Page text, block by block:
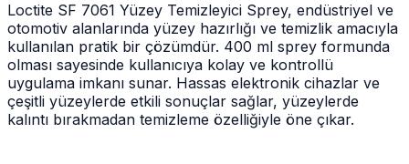
Loctite SF 7061 Yüzey Temizleyici Sprey, endüstriyel ve
otomotiv alanlarında yüzey hazırlığı ve temizlik amacıyla
kullanılan pratik bir çözümdür. 400 ml sprey formunda
olması sayesinde kullanıcıya kolay ve kontrollü
uygulama imkanı sunar. Hassas elektronik cihazlar ve
çeşitli yüzeylerde etkili sonuçlar sağlar, yüzeylerde
kalıntı bırakmadan temizleme özelliğiyle öne çıkar.